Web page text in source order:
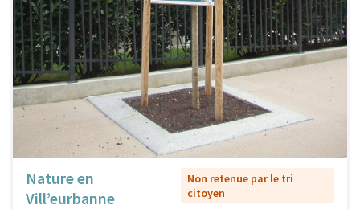
Nature en
Vill’eurbanne
Non retenue par le tri
citoyen